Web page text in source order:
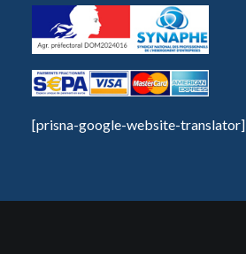
[prisna-google-website-translator]